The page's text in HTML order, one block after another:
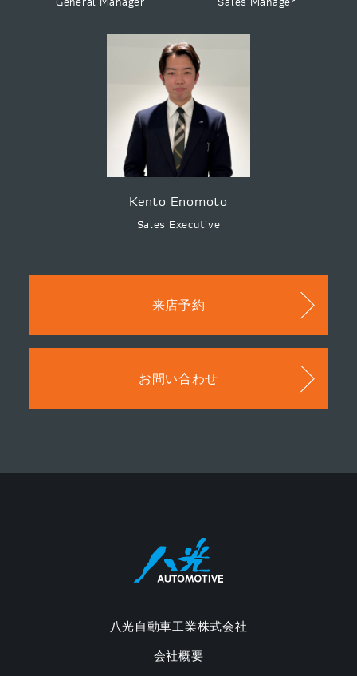
Kento Enomoto
Sales Executive
来店予約
お問い合わせ
八光自動車工業株式会社
会社概要